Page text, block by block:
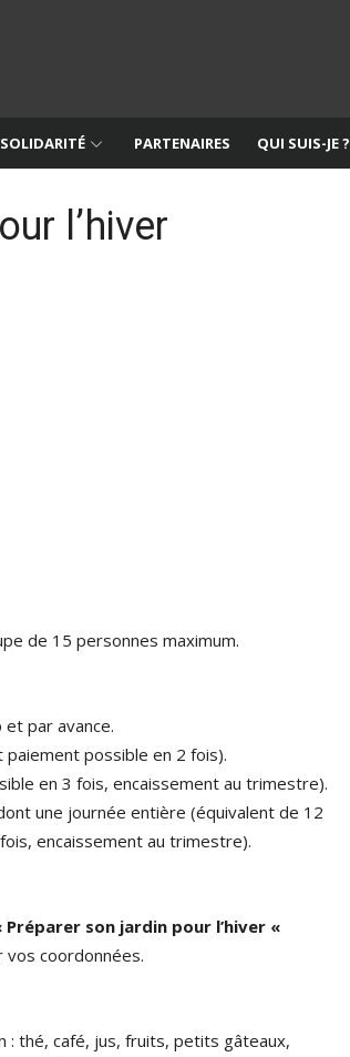
SOLIDARITÉ PARTENAIRES QUI SUIS-JE ?
l’hiver
de 15 personnes maximum.
par avance.
possible en 2 fois).
en 3 fois, encaissement au trimestre).
journée entière (équivalent de 12
encaissement au trimestre).
son jardin pour l’hiver «
vos coordonnées.
: thé, café, jus, fruits, petits gâteaux,